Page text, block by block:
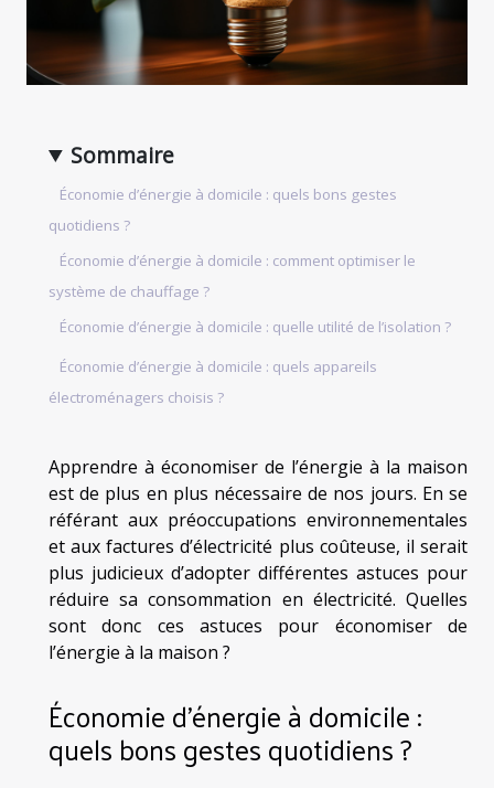
Sommaire
Économie d’énergie à domicile : quels bons gestes
quotidiens ?
Économie d’énergie à domicile : comment optimiser le
système de chauffage ?
Économie d’énergie à domicile : quelle utilité de l’isolation ?
Économie d’énergie à domicile : quels appareils
électroménagers choisis ?
Apprendre à économiser de l’énergie à la maison
est de plus en plus nécessaire de nos jours. En se
référant aux préoccupations environnementales
et aux factures d’électricité plus coûteuse, il serait
plus judicieux d’adopter différentes astuces pour
réduire sa consommation en électricité. Quelles
sont donc ces astuces pour économiser de
l’énergie à la maison ?
Économie d’énergie à domicile :
quels bons gestes quotidiens ?